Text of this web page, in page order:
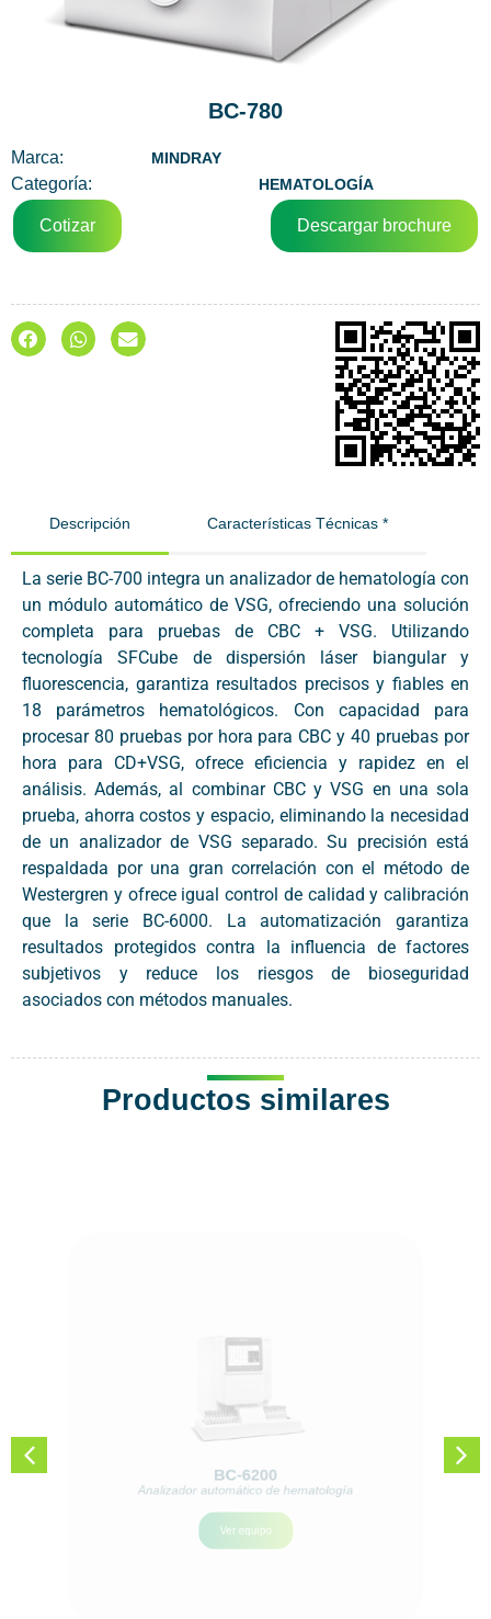
BC-780
Marca: MINDRAY
Categoría: HEMATOLOGÍA
Cotizar Descargar brochure
Descripción Características Técnicas *
La serie BC-700 integra un analizador de hematología con
un módulo automático de VSG, ofreciendo una solución
completa para pruebas de CBC + VSG. Utilizando
tecnología SFCube de dispersión láser biangular y
fluorescencia, garantiza resultados precisos y fiables en
18 parámetros hematológicos. Con capacidad para
procesar 80 pruebas por hora para CBC y 40 pruebas por
hora para CD+VSG, ofrece eficiencia y rapidez en el
análisis. Además, al combinar CBC y VSG en una sola
prueba, ahorra costos y espacio, eliminando la necesidad
de un analizador de VSG separado. Su precisión está
respaldada por una gran correlación con el método de
Westergren y ofrece igual control de calidad y calibración
que la serie BC-6000. La automatización garantiza
resultados protegidos contra la influencia de factores
subjetivos y reduce los riesgos de bioseguridad
asociados con métodos manuales.
Productos similares
BC-6200
Analizador automático de hematología
Ver equipo